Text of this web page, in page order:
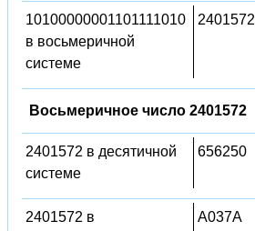
10100000001101111010
в восьмеричной
системе
2401572
Восьмеричное число 2401572
2401572 в десятичной
системе
656250
2401572 в
A037A